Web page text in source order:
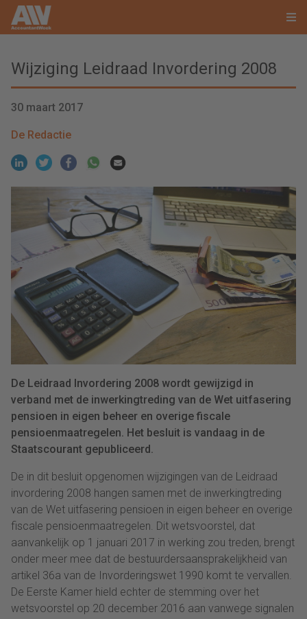
Wijziging Leidraad Invordering 2008
30 maart 2017
De Redactie
De Leidraad Invordering 2008 wordt gewijzigd in
verband met de inwerkingtreding van de Wet uitfasering
pensioen in eigen beheer en overige fiscale
pensioenmaatregelen. Het besluit is vandaag in de
Staatscourant gepubliceerd.
De in dit besluit opgenomen wijzigingen van de Leidraad
invordering 2008 hangen samen met de inwerkingtreding
van de Wet uitfasering pensioen in eigen beheer en overige
fiscale pensioenmaatregelen. Dit wetsvoorstel, dat
aanvankelijk op 1 januari 2017 in werking zou treden, brengt
onder meer mee dat de bestuurdersaansprakelijkheid van
artikel 36a van de Invorderingswet 1990 komt te vervallen.
De Eerste Kamer hield echter de stemming over het
wetsvoorstel op 20 december 2016 aan vanwege signalen